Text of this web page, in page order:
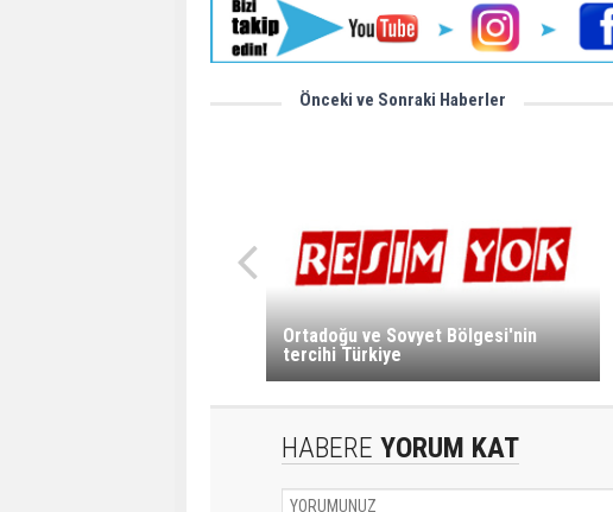
Önceki ve Sonraki Haberler
Ortadoğu ve Sovyet Bölgesi'nin
tercihi Türkiye
HABERE YORUM KAT